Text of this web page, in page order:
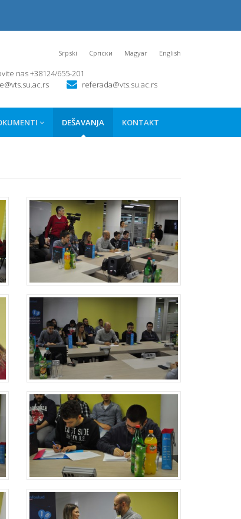
Srpski Српски Magyar English
nas +38124/655-201
referada@vts.su.ac.rs
DEŠAVANJA KONTAKT